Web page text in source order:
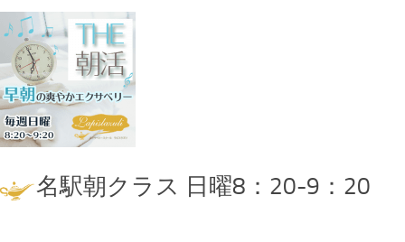
名駅朝クラス 日曜8：20-9：20